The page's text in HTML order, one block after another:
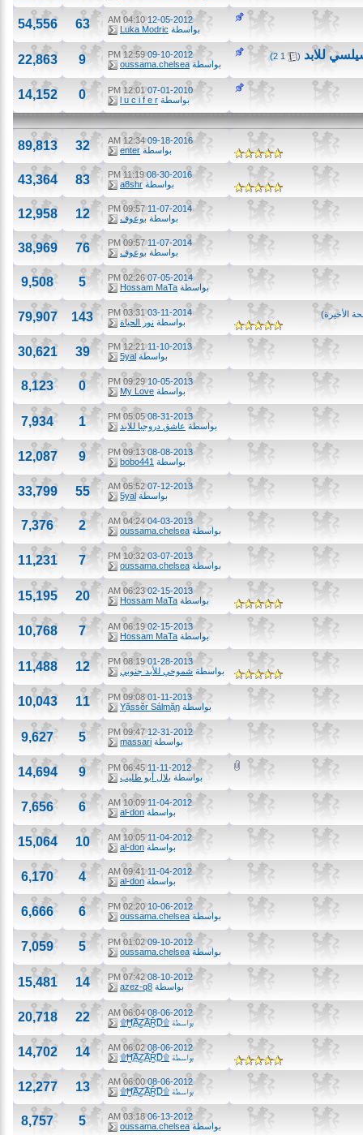
12-05-2012
04:10 AM
بواسطةLuka Modric
63
54,556
للابد‏
(
1
2
)
09-10-2012
12:59 PM
بواسطةoussama.chelsea
9
22,863
07-01-2010
12:01 PM
بواسطةl u c i f e r
0
14,152
09-18-2016
12:34 AM
بواسطةenter
32
89,813
08-30-2016
11:19 PM
بواسطةa8shr
83
43,364
11-07-2014
09:57 PM
بواسطةبوعوف 12
12,958
11-07-2014
09:57 PM
بواسطةبوعوف 76
38,969
07-05-2014
02:26 PM
بواسطةHossam MaTa
5
9,508
)
03-11-2014
03:31 PM
بواسطةنور الحياة 143
79,907
11-10-2013
12:21 PM
بواسطة5yal
39
30,621
10-05-2013
09:29 PM
بواسطةMy Love
0
8,123
08-31-2013
05:05 PM
بواسطةعاشق دروجبا للابد 1
7,934
08-08-2013
09:13 PM
بواسطةbobo441
9
12,087
07-12-2013
05:52 AM
بواسطة5yal
55
33,799
04-03-2013
04:24 AM
بواسطةoussama.chelsea
2
7,376
03-07-2013
10:32 PM
بواسطةoussama.chelsea
7
11,231
02-15-2013
06:23 AM
بواسطةHossam MaTa
20
15,195
02-15-2013
06:19 AM
بواسطةHossam MaTa
7
10,768
01-28-2013
08:19 PM
بواسطةشموخي للأبد جنوبي 12
11,488
01-11-2013
09:08 PM
بواسطةYặssĕr Sálmặŋ
11
10,043
12-31-2012
09:47 PM
بواسطةmassari
5
9,627
11-11-2012
06:45 PM
بواسطةبلال أبو طليب 9
14,694
11-04-2012
10:09 AM
بواسطةal-don
6
7,656
11-04-2012
10:05 AM
بواسطةal-don
10
15,064
11-04-2012
09:41 AM
بواسطةal-don
4
6,170
10-06-2012
02:20 PM
بواسطةoussama.chelsea
6
6,666
09-10-2012
01:02 PM
بواسطةoussama.chelsea
5
7,059
08-10-2012
07:42 PM
بواسطةazez-q8
14
15,481
08-06-2012
06:04 AM
بواسطة۩Ħ̫͢͡AZ̫͢͡AŘ̫͢͡D۩ 22
20,718
08-06-2012
06:02 AM
بواسطة۩Ħ̫͢͡AZ̫͢͡AŘ̫͢͡D۩ 14
14,702
08-06-2012
06:00 AM
بواسطة۩Ħ̫͢͡AZ̫͢͡AŘ̫͢͡D۩ 13
12,277
06-13-2012
03:18 AM
بواسطةoussama.chelsea
5
8,757